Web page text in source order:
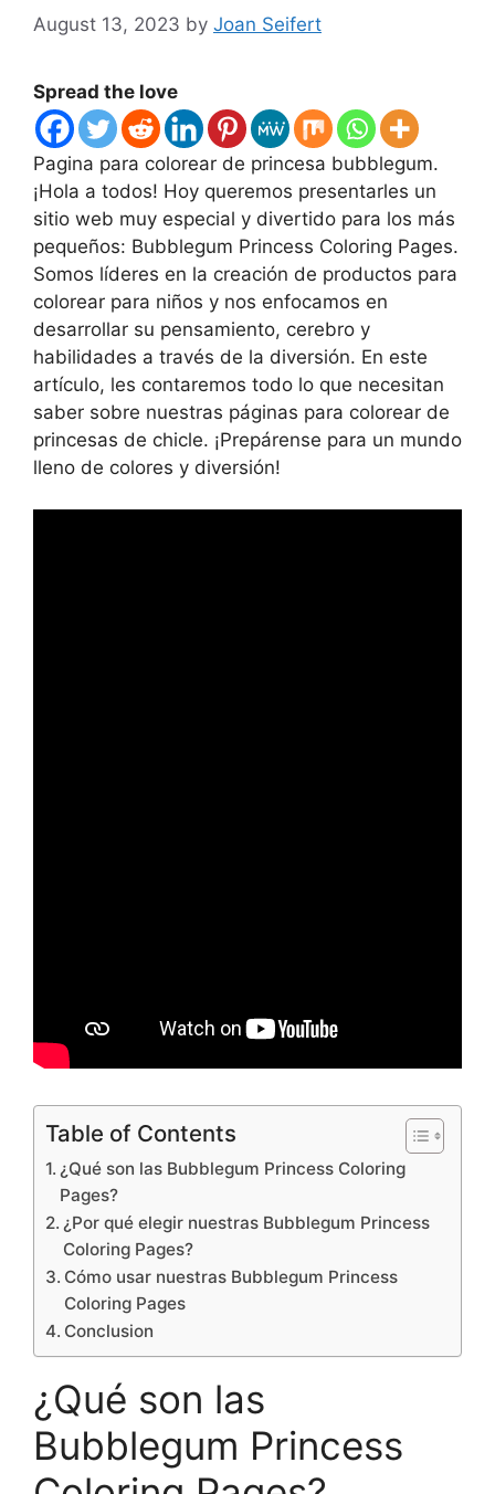
August 13, 2023 by Joan Seifert
Spread the love
Pagina para colorear de princesa bubblegum.
¡Hola a todos! Hoy queremos presentarles un
sitio web muy especial y divertido para los más
pequeños: Bubblegum Princess Coloring Pages.
Somos líderes en la creación de productos para
colorear para niños y nos enfocamos en
desarrollar su pensamiento, cerebro y
habilidades a través de la diversión. En este
artículo, les contaremos todo lo que necesitan
saber sobre nuestras páginas para colorear de
princesas de chicle. ¡Prepárense para un mundo
lleno de colores y diversión!
Table of Contents
¿Qué son las Bubblegum Princess Coloring
Pages?
¿Por qué elegir nuestras Bubblegum Princess
Coloring Pages?
Cómo usar nuestras Bubblegum Princess
Coloring Pages
Conclusion
¿Qué son las
Bubblegum Princess